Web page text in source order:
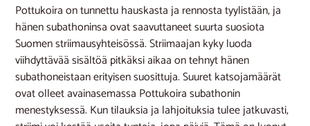
Pottukoira on tunnettu hauskasta ja rennosta tyylistään, ja
hänen subathoninsa ovat saavuttaneet suurta suosiota
Suomen striimausyhteisössä. Striimaajan kyky luoda
viihdyttävää sisältöä pitkäksi aikaa on tehnyt hänen
subathoneistaan erityisen suosittuja. Suuret katsojamäärät
ovat olleet avainasemassa Pottukoira subathonin
menestyksessä. Kun tilauksia ja lahjoituksia tulee jatkuvasti,